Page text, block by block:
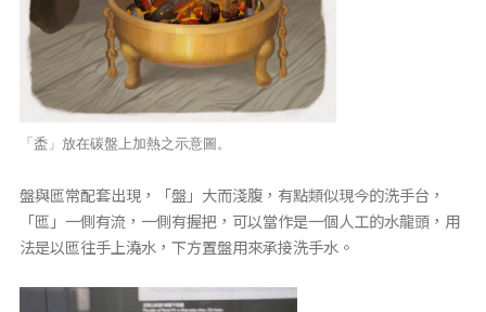
「盉」放在碳盤上加熱之示意圖。
盤與匜常配套出現，「盤」大而淺腹，有點類似現今的洗手台，
「匜」一側有流，一側有握把，可以當作是一個人工的水龍頭，用
法是以匜往手上澆水，下方置盤用來承接洗手水。